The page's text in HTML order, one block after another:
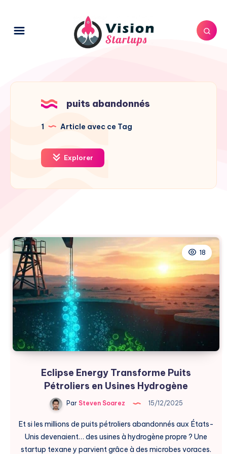
puits abandonnés
1 Article avec ce Tag
Explorer
18
Eclipse Energy Transforme Puits
Pétroliers en Usines Hydrogène
ParSteven Soarez 15/12/2025
Et si les millions de puits pétroliers abandonnés aux États-
Unis devenaient… des usines à hydrogène propre ? Une
startup texane y parvient grâce à des microbes voraces.